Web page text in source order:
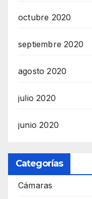
octubre 2020
septiembre 2020
agosto 2020
julio 2020
junio 2020
Categorías
Cámaras